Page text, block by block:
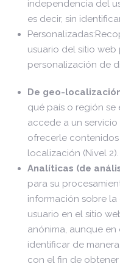
independencia del
es decir, sin
usuario del sitio
personalización de
De geo-
qué país o región
accede a un
ofrecerle
localización (Nivel 2).
Analíticas (de
para su
información sobre
usuario en el sitio
anónima, aunque
identificar de
con el fin de